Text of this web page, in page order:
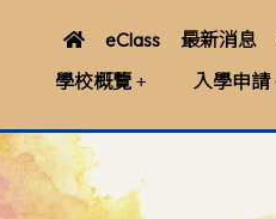
eClass 最新消息
學校概覽
入學申請